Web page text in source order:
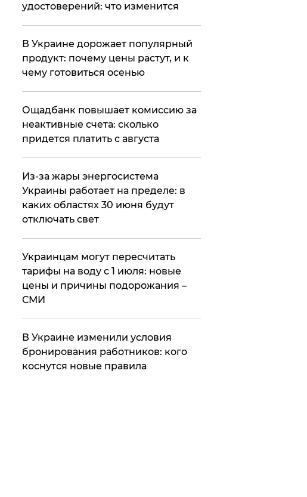
удостоверений: что изменится
В Украине дорожает популярный
продукт: почему цены растут, и к
чему готовиться осенью
​Ощадбанк повышает комиссию за
неактивные счета: сколько
придется платить с августа
Из-за жары энергосистема
Украины работает на пределе: в
каких областях 30 июня будут
отключать свет
Украинцам могут пересчитать
тарифы на воду с 1 июля: новые
цены и причины подорожания –
СМИ
В Украине изменили условия
бронирования работников: кого
коснутся новые правила